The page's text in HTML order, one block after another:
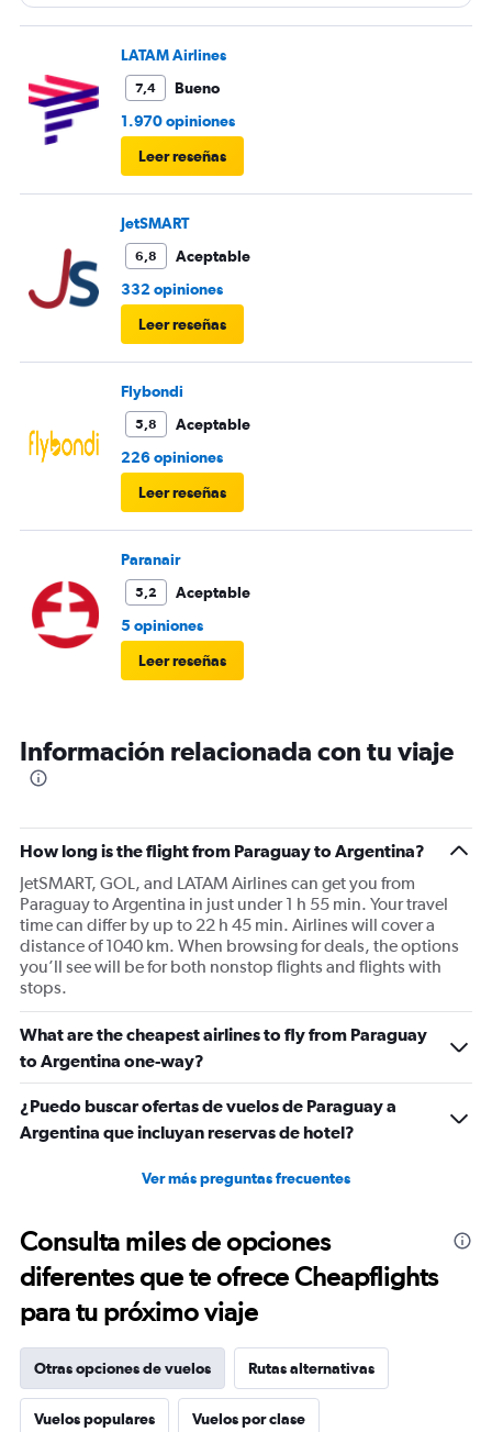
LATAM Airlines
7,4
Bueno
1.970 opiniones
Leer reseñas
JetSMART
6,8
Aceptable
332 opiniones
Leer reseñas
Flybondi
5,8
Aceptable
226 opiniones
Leer reseñas
Paranair
5,2
Aceptable
5 opiniones
Leer reseñas
Información relacionada con tu viaje
How long is the flight from Paraguay to Argentina?
JetSMART, GOL, and LATAM Airlines can get you from
Paraguay to Argentina in just under 1 h 55 min. Your travel
time can differ by up to 22 h 45 min. Airlines will cover a
distance of 1040 km. When browsing for deals, the options
you’ll see will be for both nonstop flights and flights with
stops.
What are the cheapest airlines to fly from Paraguay
to Argentina one-way?
¿Puedo buscar ofertas de vuelos de Paraguay a
Argentina que incluyan reservas de hotel?
Ver más preguntas frecuentes
Consulta miles de opciones
diferentes que te ofrece Cheapflights
para tu próximo viaje
Otras opciones de vuelos Rutas alternativas
Vuelos populares Vuelos por clase